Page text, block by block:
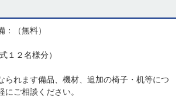
（無料）
１２名様分）
られます備品、機材、追加の椅子・机等につ
にご相談ください。